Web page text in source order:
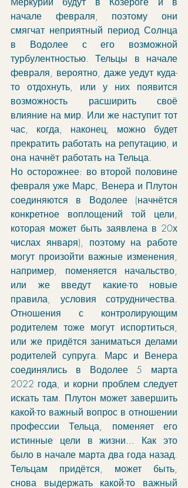
начале февраля, поэтому они
смягчат неприятный период Солнца
в Водолее с его возможной
турбулентностью. Тельцы в начале
февраля, вероятно, даже уедут куда-
то отдохнуть, или у них появится
возможность расширить своё
влияние на мир. Или же наступит тот
час, когда, наконец, можно будет
прекратить работать на репутацию, и
она начнёт работать на Тельца.
Но осторожнее: во второй половине
февраля уже Марс, Венера и Плутон
соединяются в Водолее (начнётся
конкретное воплощений той цели,
которая может быть заявлена в 20х
числах января), поэтому на работе
могут произойти важные изменения,
например, поменяется начальство,
или же введут какие-то новые
правила, условия сотрудничества.
Отношения с контролирующим
родителем тоже могут испортиться,
или же придётся заниматься делами
родителей супруга. Марс и Венера
соединялись в Водолее 5 марта
2022 года, и корни проблем следует
искать там. Плутон может завершить
какой-то важный вопрос в отношении
профессии Тельца, поменяет его
истинные цели в жизни... Как это
было в начале марта два года назад.
Тельцам придётся, может быть,
снова выдержать какой-то важный